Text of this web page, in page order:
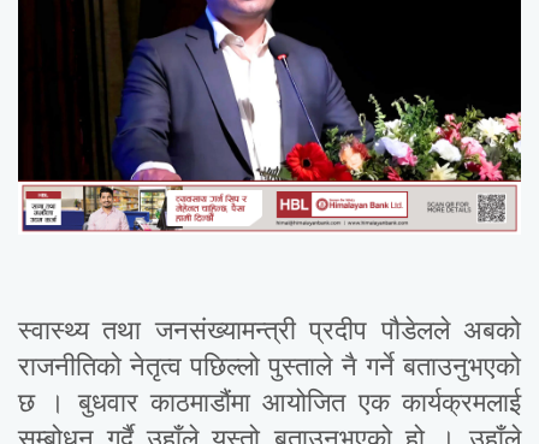
स्वास्थ्य तथा जनसंख्यामन्त्री प्रदीप पौडेलले अबको
राजनीतिको नेतृत्व पछिल्लो पुस्ताले नै गर्ने बताउनुभएको
छ । बुधवार काठमाडौंमा आयोजित एक कार्यक्रमलाई